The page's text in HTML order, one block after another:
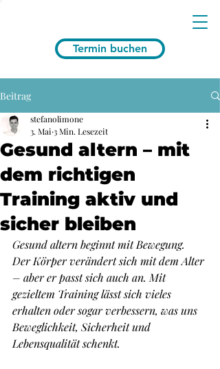
Termin buchen
Beitrag
Gesund altern – mit
dem richtigen
Training aktiv und
sicher bleiben
stefanolimone
3. Mai 3 Min. Lesezeit
Gesund altern beginnt mit Bewegung.
Der Körper verändert sich mit dem Alter
– aber er passt sich auch an. Mit
gezieltem Training lässt sich vieles
erhalten oder sogar verbessern, was uns
Beweglichkeit, Sicherheit und
Lebensqualität schenkt.